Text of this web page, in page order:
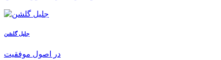
جلیل گلشن
در اصول موفقیت